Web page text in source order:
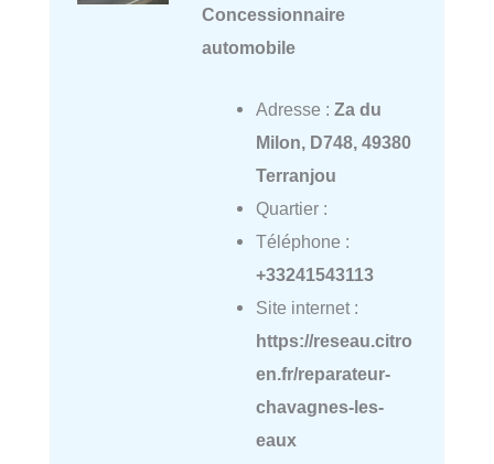
Concessionnaire
automobile
Adresse : Za du
Milon, D748, 49380
Terranjou
Quartier :
Téléphone :
+33241543113
Site internet :
https://reseau.citro
en.fr/reparateur-
chavagnes-les-
eaux